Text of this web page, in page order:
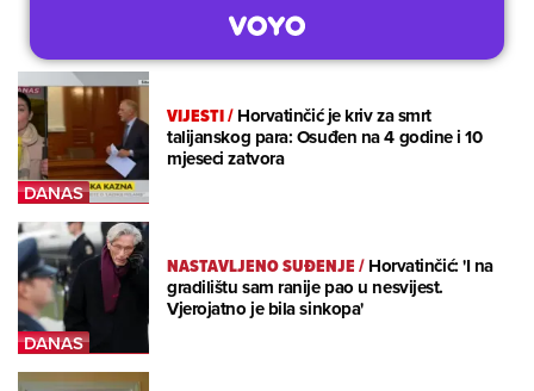
VIJESTI/Horvatinčić je kriv za smrt
talijanskog para: Osuđen na 4 godine i 10
mjeseci zatvora
NASTAVLJENO SUĐENJE/Horvatinčić: 'I na
gradilištu sam ranije pao u nesvijest.
Vjerojatno je bila sinkopa'